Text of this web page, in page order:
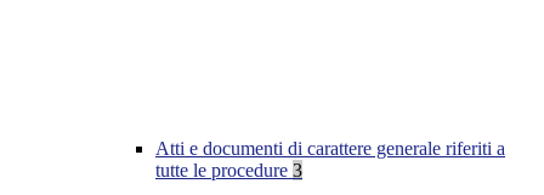
Atti e documenti di carattere generale riferiti a
tutte le procedure 3